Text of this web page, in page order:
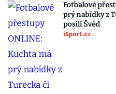
Fotbalové
prý nabídky z
posílí Švéd
iSport.cz